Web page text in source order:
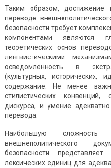
Таким образом, достижение
переводе
безопасности требует
компонентами являются
теоретических основ
лингвистическими
осведомлённость в
(культурных, исторических,
содержание. Не менее
стилистических
дискурса, и умение
перевода.
Наибольшую
внешнеполитического
безопасности
лексических единиц для